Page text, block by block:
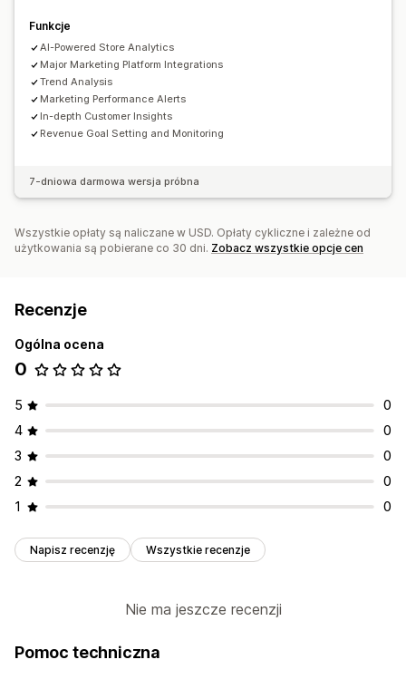
Materiały wizualne i raporty
Analizy pulpitu
Raporty dotyczące wielu sklepów
Wskaźniki referencyjne
Dane archiwalne
Funkcje
AI-Powered Store Analytics
Major Marketing Platform Integrations
Trend Analysis
Marketing Performance Alerts
In-depth Customer Insights
Revenue Goal Setting and Monitoring
7-dniowa darmowa wersja próbna
Wszystkie opłaty są naliczane w USD. Opłaty cykliczne i zależne od
użytkowania są pobierane co 30 dni. Zobacz wszystkie opcje cen
Recenzje
Ogólna ocena
0
5
0
4
0
3
0
2
0
1
0
Napisz recenzję Wszystkie recenzje
Nie ma jeszcze recenzji
Pomoc techniczna